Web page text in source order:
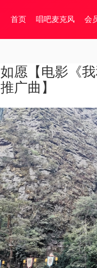
首页 唱吧麦克风 会
如愿【电影《
推广曲】